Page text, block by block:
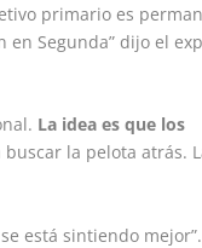
primario es
Segunda” dijo el
La idea es que los
la pelota atrás.
está sintiendo mejor”.